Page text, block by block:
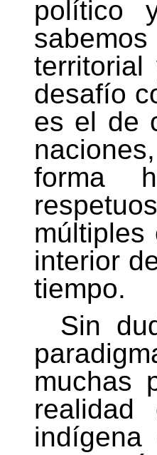
político
desafío
es el de
forma
interior
tiempo.
Sin
muchas